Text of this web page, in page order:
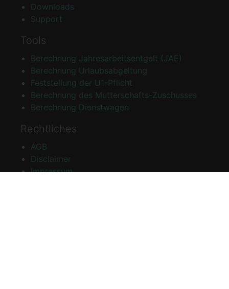
Downloads
Support
Tools
Berechnung Jahresarbeitsentgelt (JAE)
Berechnung Urlaubsabgeltung
Feststellung der U1-Pflicht
Berechnung des Mutterschafts-Zuschusses
Berechnung Dienstwagen
Rechtliches
AGB
Disclaimer
Impressum